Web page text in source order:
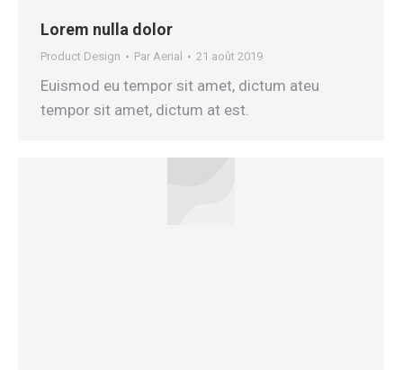
Lorem nulla dolor
Product Design Par Aerial 21 août 2019
Euismod eu tempor sit amet, dictum ateu
tempor sit amet, dictum at est.